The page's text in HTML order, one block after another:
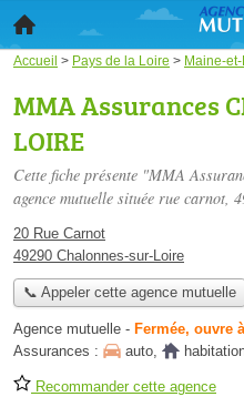
Accueil > Pays de la Loire > Maine-
MMA Assurances
LOIRE
Cette fiche présente "MMA
agence mutuelle située rue carnot,
20 Rue Carnot
49290 Chalonnes-sur-Loire
📞 Appeler cette agence mutuelle
Agence mutuelle - Fermée, ouvre
Assurances :
auto,
Recommander cette agence